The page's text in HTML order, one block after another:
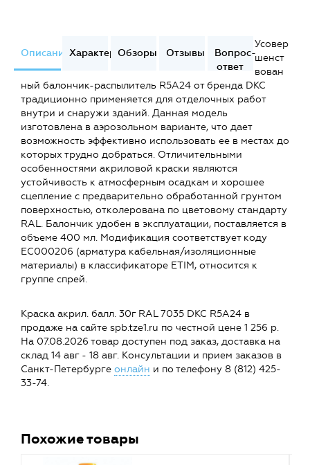
ОписаниеХарактеристики
Обзоры Отзывы
Вопрос-
ответ
Усовер
шенст
вован
ный балончик-распылитель R5A24 от бренда DKC
традиционно применяется для отделочных работ
внутри и снаружи зданий. Данная модель
изготовлена в аэрозольном варианте, что дает
возможность эффективно использовать ее в местах до
которых трудно добраться. Отличительными
особенностями акриловой краски являются
устойчивость к атмосферным осадкам и хорошее
сцепление с предварительно обработанной грунтом
поверхностью, отколерована по цветовому стандарту
RAL. Балончик удобен в эксплуатации, поставляется в
объеме 400 мл. Модификация соответствует коду
EC000206 (арматура кабельная/изоляционные
материалы) в классификаторе ETIM, относится к
группе спрей.
Краска акрил. балл. 30г RAL 7035 DKC R5A24 в
продаже на сайте spb.tze1.ru по честной цене 1 256 р.
На 07.08.2026 товар доступен под заказ, доставка на
склад 14 авг - 18 авг. Консультации и прием заказов в
Санкт-Петербурге онлайн и по телефону 8 (812) 425-
33-74.
Похожие товары